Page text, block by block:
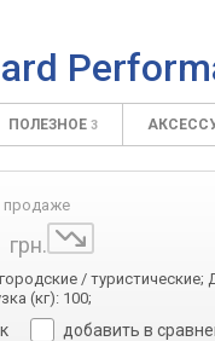
ПОЛЕЗНОЕ 3
продаже
грн.
/ туристические;
(кг): 100;
добавить в